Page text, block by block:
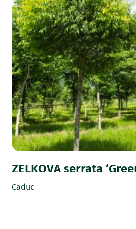
ZELKOVA serrata
Caduc